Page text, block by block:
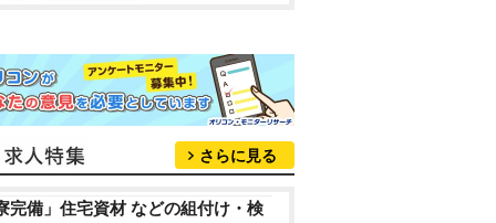
さらに見る
完備」住宅資材 などの組付け・検